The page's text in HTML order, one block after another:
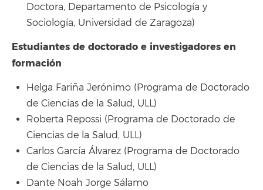
Doctora, Departamento de Psicología y
Sociología, Universidad de Zaragoza)
Estudiantes de doctorado e investigadores en
formación
Helga Fariña Jerónimo (Programa de Doctorado
de Ciencias de la Salud, ULL)
Roberta Repossi (Programa de Doctorado de
Ciencias de la Salud, ULL)
Carlos García Álvarez (Programa de Doctorado
de Ciencias de la Salud, ULL)
Dante Noah Jorge Sálamo